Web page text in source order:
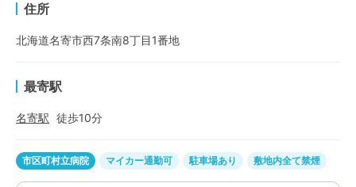
住所
北海道名寄市西7条南8丁目1番地
最寄駅
名寄駅 徒歩10分
市区町村立病院 マイカー通勤可 駐車場あり 敷地内全て禁煙